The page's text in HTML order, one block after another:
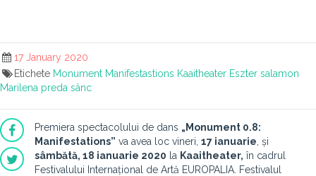
17 January 2020
Etichete Monument Manifestastions Kaaitheater Eszter salamon
Marilena preda sânc
Premiera spectacolului de dans „Monument 0.8:
Manifestations” va avea loc vineri, 17 ianuarie , și
sâmbătă, 18 ianuarie 2020 la Kaaitheater, în cadrul
Festivalului Internațional de Artă EUROPALIA. Festivalul